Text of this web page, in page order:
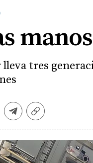
tres
Telegram
Copiar